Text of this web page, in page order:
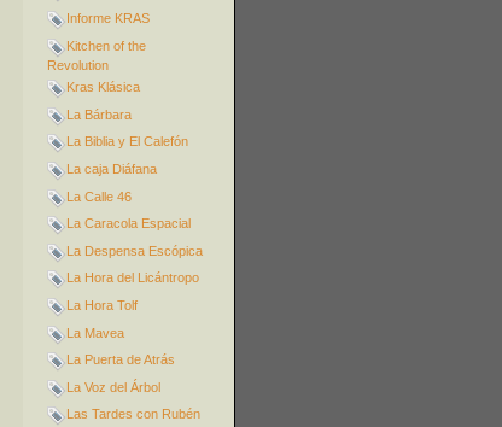
Informe KRAS
Kitchen of the
Revolution
Kras Klásica
La Bárbara
La Biblia y El Calefón
La caja Diáfana
La Calle 46
La Caracola Espacial
La Despensa Escópica
La Hora del Licántropo
La Hora Tolf
La Mavea
La Puerta de Atrás
La Voz del Árbol
Las Tardes con Rubén